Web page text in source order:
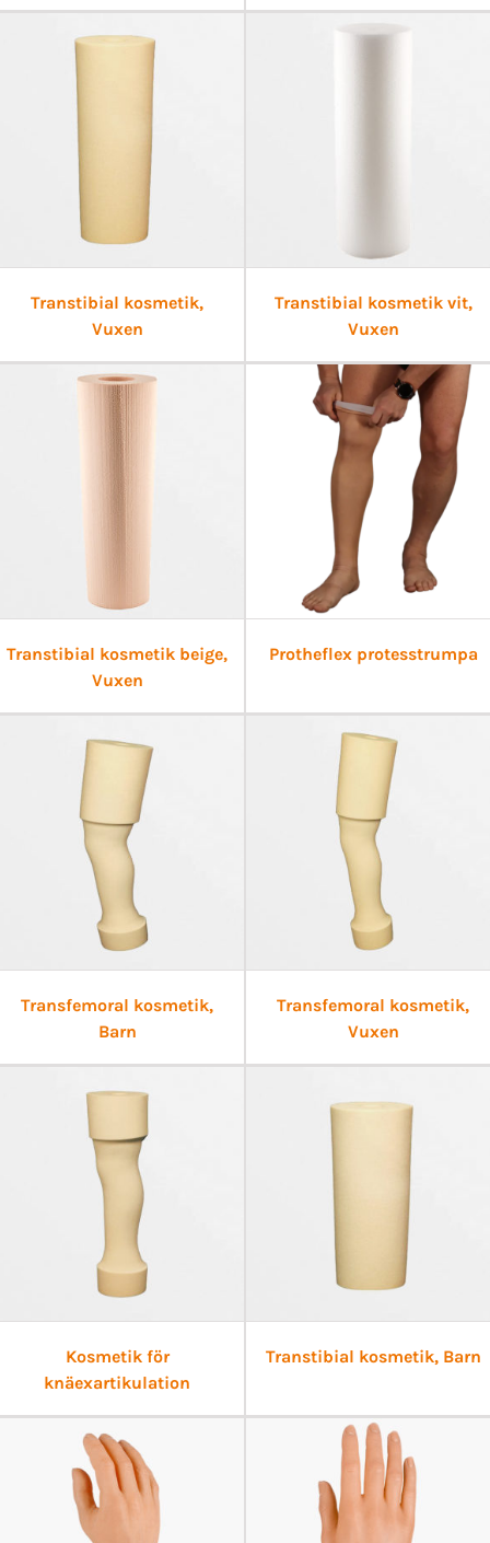
Transtibial kosmetik,
Vuxen
Transtibial kosmetik vit,
Vuxen
Transtibial kosmetik beige,
Vuxen
Protheflex protesstrumpa
Transfemoral kosmetik,
Barn
Transfemoral kosmetik,
Vuxen
Kosmetik för
knäexartikulation
Transtibial kosmetik, Barn